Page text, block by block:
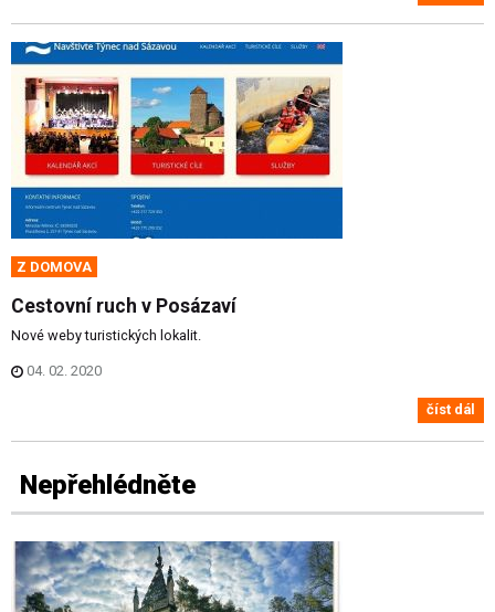
Z DOMOVA
Cestovní ruch v Posázaví
Nové weby turistických lokalit.
04. 02. 2020
číst dál
Nepřehlédněte